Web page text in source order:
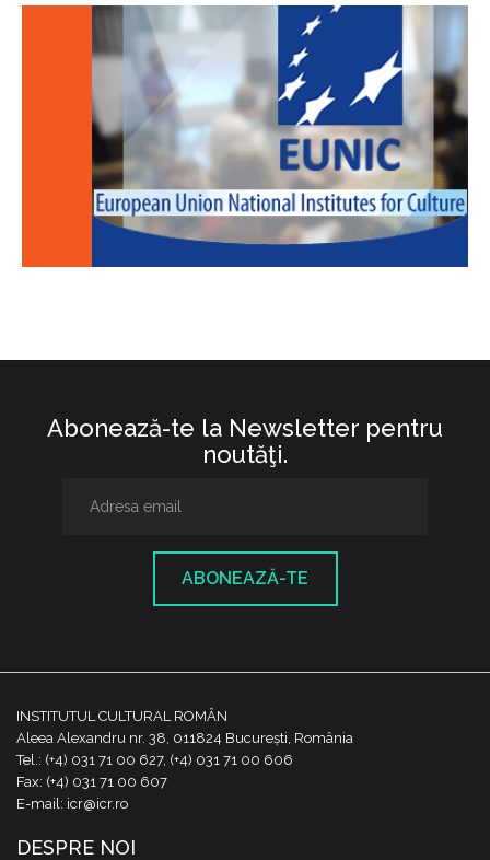
Abonează-te la Newsletter pentru
noutăţi.
ABONEAZĂ-TE
INSTITUTUL CULTURAL ROMÂN
Aleea Alexandru nr. 38, 011824 București, România
Tel.: (+4) 031 71 00 627, (+4) 031 71 00 606
Fax: (+4) 031 71 00 607
E-mail: icr@icr.ro
DESPRE NOI